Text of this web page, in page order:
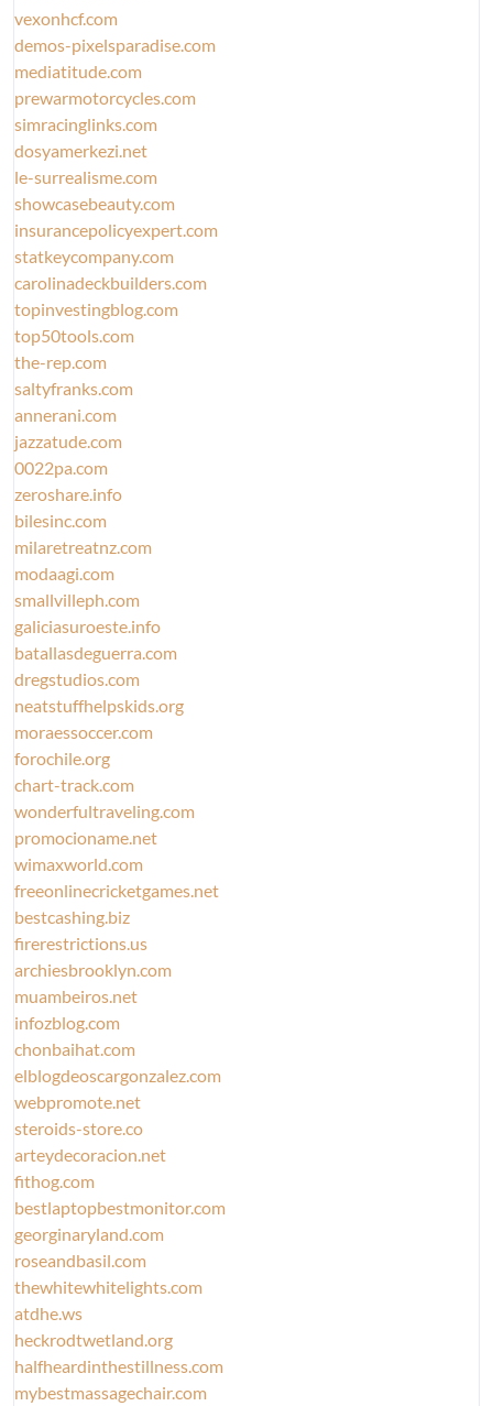
vexonhcf.com
demos-pixelsparadise.com
mediatitude.com
prewarmotorcycles.com
simracinglinks.com
dosyamerkezi.net
le-surrealisme.com
showcasebeauty.com
insurancepolicyexpert.com
statkeycompany.com
carolinadeckbuilders.com
topinvestingblog.com
top50tools.com
the-rep.com
saltyfranks.com
annerani.com
jazzatude.com
0022pa.com
zeroshare.info
bilesinc.com
milaretreatnz.com
modaagi.com
smallvilleph.com
galiciasuroeste.info
batallasdeguerra.com
dregstudios.com
neatstuffhelpskids.org
moraessoccer.com
forochile.org
chart-track.com
wonderfultraveling.com
promocioname.net
wimaxworld.com
freeonlinecricketgames.net
bestcashing.biz
firerestrictions.us
archiesbrooklyn.com
muambeiros.net
infozblog.com
chonbaihat.com
elblogdeoscargonzalez.com
webpromote.net
steroids-store.co
arteydecoracion.net
fithog.com
bestlaptopbestmonitor.com
georginaryland.com
roseandbasil.com
thewhitewhitelights.com
atdhe.ws
heckrodtwetland.org
halfheardinthestillness.com
mybestmassagechair.com